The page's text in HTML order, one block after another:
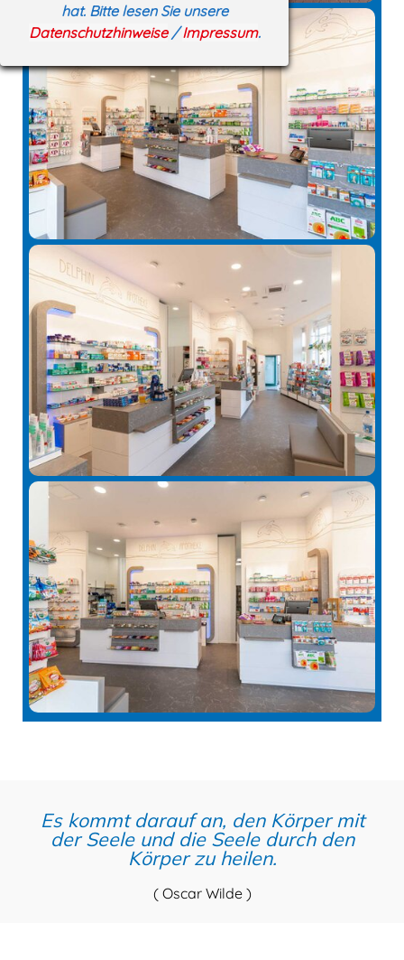
hat. Bitte lesen Sie unsere
Datenschutzhinweise/Impressum.
Es kommt darauf an, den Körper mit
der Seele und die Seele durch den
Körper zu heilen.
( Oscar Wilde )